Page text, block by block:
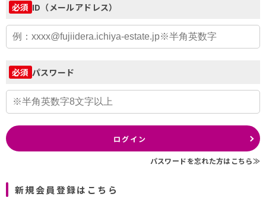
必須 ID（メールアドレス）
必須 パスワード
ログイン
パスワードを忘れた方はこちら≫
新規会員登録はこちら